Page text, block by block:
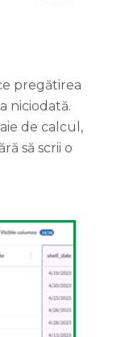
pregătirea
niciodată.
de calcul,
să scrii o